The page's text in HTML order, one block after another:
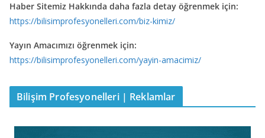
Haber Sitemiz Hakkında daha fazla detay öğrenmek için:
https://bilisimprofesyonelleri.com/biz-kimiz/
Yayın Amacımızı öğrenmek için:
https://bilisimprofesyonelleri.com/yayin-amacimiz/
Bilişim Profesyonelleri | Reklamlar